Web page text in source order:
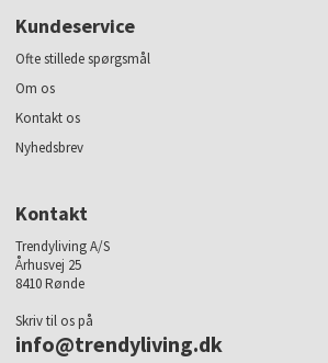
Kundeservice
Ofte stillede spørgsmål
Om os
Kontakt os
Nyhedsbrev
Kontakt
Trendyliving A/S
Århusvej 25
8410 Rønde
Skriv til os på
info@trendyliving.dk